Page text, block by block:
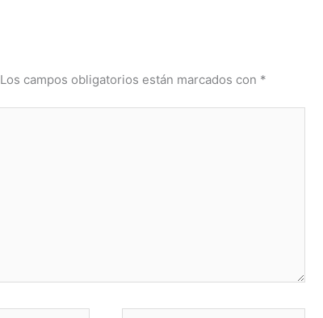
Los campos obligatorios están marcados con *